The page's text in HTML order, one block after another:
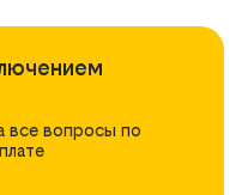
все вопросы по